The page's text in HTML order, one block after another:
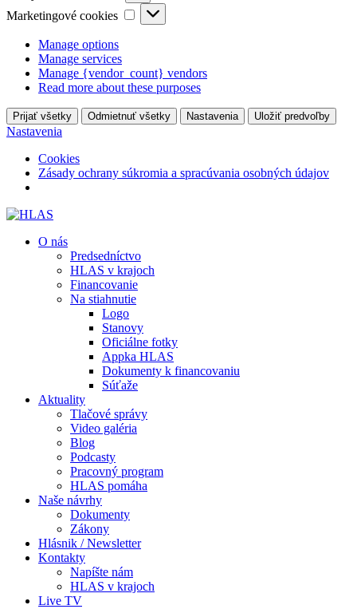
Marketingové cookies
Marketingové
cookies
Manage options
Manage services
Manage {vendor_count} vendors
Read more about these purposes
Prijať všetky Odmietnuť všetky Nastavenia Uložiť predvoľby
Nastavenia
Cookies
Zásady ochrany súkromia a spracúvania osobných údajov
O nás
Predsedníctvo
HLAS v krajoch
Financovanie
Na stiahnutie
Logo
Stanovy
Oficiálne fotky
Appka HLAS
Dokumenty k financovaniu
Súťaže
Aktuality
Tlačové správy
Video galéria
Blog
Podcasty
Pracovný program
HLAS pomáha
Naše návrhy
Dokumenty
Zákony
Hlásnik / Newsletter
Kontakty
Napíšte nám
HLAS v krajoch
Live TV